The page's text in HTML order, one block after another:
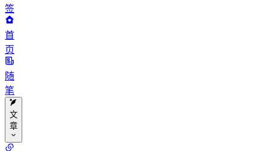
签
首
页
随
笔
文
章